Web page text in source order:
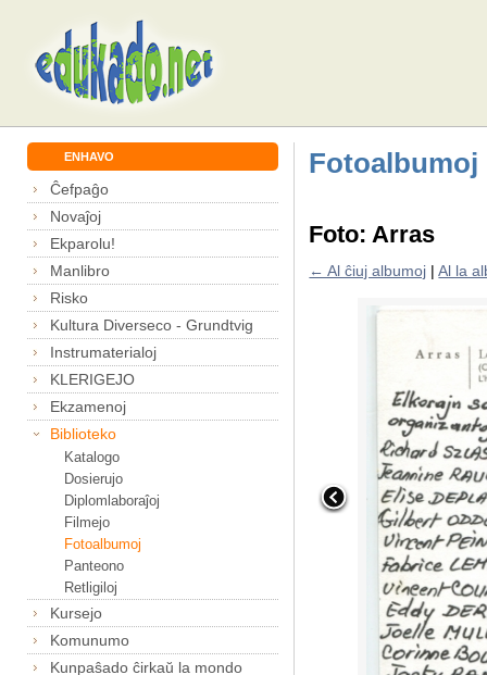
ENHAVO
Ĉefpaĝo
Novaĵoj
Ekparolu!
Manlibro
Risko
Kultura Diverseco - Grundtvig
Instrumaterialoj
KLERIGEJO
Ekzamenoj
Biblioteko
Katalogo
Dosierujo
Diplomlaboraĵoj
Filmejo
Fotoalbumoj
Panteono
Retligiloj
Kursejo
Komunumo
Kunpaŝado ĉirkaŭ la mondo
Fotoalbumoj
Foto: Arras
← Al ĉiuj albumoj |Al la